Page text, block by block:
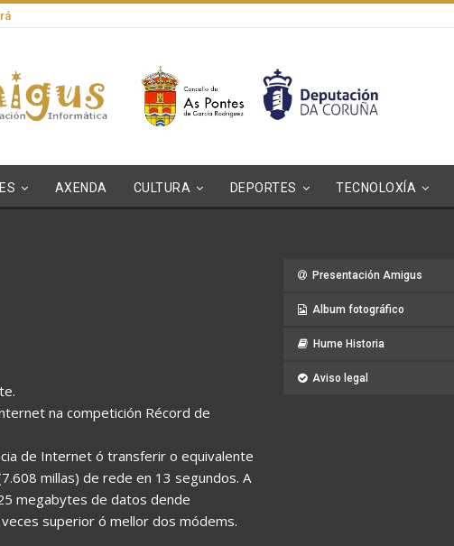
AXENDA CULTURA DEPORTES TECNOLOXÍA
na competición Récord de
de Internet ó transferir o equivalente
millas) de rede en 13 segundos. A
megabytes de datos dende
superior ó mellor dos módems.
Presentación Amigus
Album fotográfico
Hume Historia
Aviso legal